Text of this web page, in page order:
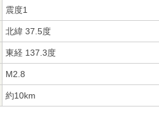
震度1
北緯 37.5度
東経 137.3度
M2.8
約10km